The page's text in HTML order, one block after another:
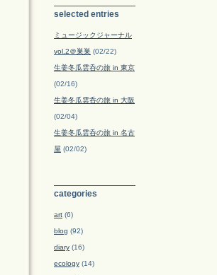
selected entries
ミュージックジャーナル
vol.2＠巣巣 (02/22)
生姜冬瓜雲呑の旅 in 東京
(02/16)
生姜冬瓜雲呑の旅 in 大阪
(02/04)
生姜冬瓜雲呑の旅 in 名古
屋 (02/02)
categories
art (6)
blog (92)
diary (16)
ecology (14)